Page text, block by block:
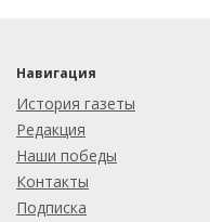
Навигация
История газеты
Редакция
Наши победы
Контакты
Подписка